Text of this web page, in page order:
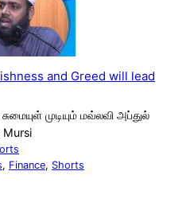
and Greed will lead
முடியும் மவ்லவி அப்துல்
, Finance, Shorts